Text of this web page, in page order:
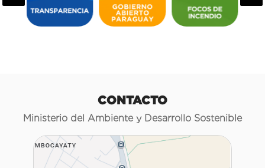
CONTACTO
Ministerio del Ambiente y Desarrollo Sostenible